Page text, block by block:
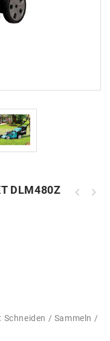
DLM480Z
/ Sammeln /